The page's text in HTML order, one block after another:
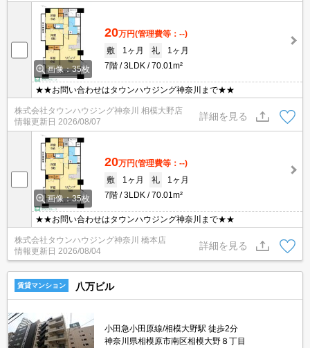
画像：35枚
20万円(管理費等：--)
敷
1ヶ月 礼
1ヶ月
7階
3LDK 70.01m²
★★お問い合わせはタウンハウジング神奈川まで★★
株式会社タウンハウジング神奈川 相模大野店
情報更新日 2026/08/07
詳細を見る
画像：35枚
20万円(管理費等：--)
敷
1ヶ月 礼
1ヶ月
7階
3LDK 70.01m²
★★お問い合わせはタウンハウジング神奈川まで★★
株式会社タウンハウジング神奈川 橋本店
情報更新日 2026/08/04
詳細を見る
賃貸マンション 八万ビル
小田急小田原線/相模大野駅 徒歩2分
神奈川県相模原市南区相模大野８丁目